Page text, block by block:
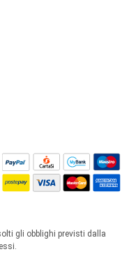
gli obblighi previsti dalla